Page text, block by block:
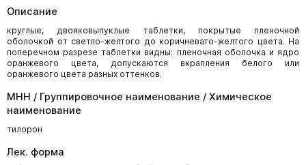
Описание
круглые, двояковыпуклые таблетки, покрытые пленочной
оболочкой от светло-желтого до коричневато-желтого цвета. На
поперечном разрезе таблетки видны: пленочная оболочка и ядро
оранжевого цвета, допускаются вкрапления белого или
оранжевого цвета разных оттенков.
МНН / Группировочное наименование / Химическое
наименование
тилорон
Лек. форма